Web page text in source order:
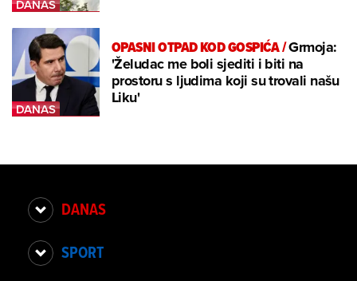
OPASNI OTPAD KOD GOSPIĆA/Grmoja:
'Želudac me boli sjediti i biti na
prostoru s ljudima koji su trovali našu
Liku'
DANAS
SPORT